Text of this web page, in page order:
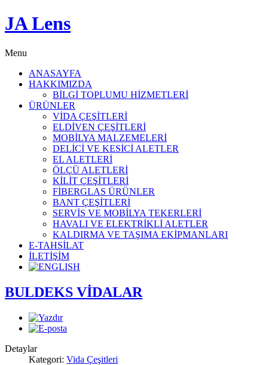
JA Lens
Menu
ANASAYFA
HAKKIMIZDA
BİLGİ TOPLUMU HİZMETLERİ
ÜRÜNLER
VİDA ÇEŞİTLERİ
ELDİVEN ÇEŞİTLERİ
MOBİLYA MALZEMELERİ
DELİCİ VE KESİCİ ALETLER
EL ALETLERİ
ÖLÇÜ ALETLERİ
KİLİT ÇEŞİTLERİ
FİBERGLAS ÜRÜNLER
BANT ÇEŞİTLERİ
SERVİS VE MOBİLYA TEKERLERİ
HAVALI VE ELEKTRİKLİ ALETLER
KALDIRMA VE TAŞIMA EKİPMANLARI
E-TAHSİLAT
İLETİŞİM
BULDEKS VİDALAR
Detaylar
Kategori: Vida Çeşitleri